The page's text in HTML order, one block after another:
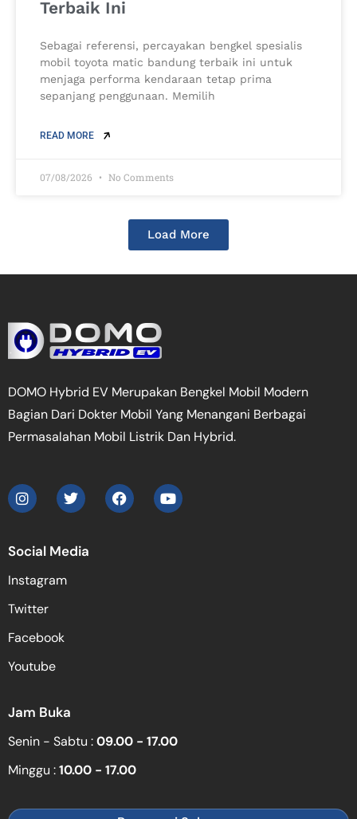
Terbaik Ini
Sebagai referensi, percayakan bengkel spesialis
mobil toyota matic bandung terbaik ini untuk
menjaga performa kendaraan tetap prima
sepanjang penggunaan. Memilih
READ MORE
07/08/2026 No Comments
Load More
DOMO Hybrid EV Merupakan Bengkel Mobil Modern
Bagian Dari Dokter Mobil Yang Menangani Berbagai
Permasalahan Mobil Listrik Dan Hybrid.
Social Media
Instagram
Twitter
Facebook
Youtube
Jam Buka
Senin - Sabtu :09.00 - 17.00
Minggu :10.00 - 17.00